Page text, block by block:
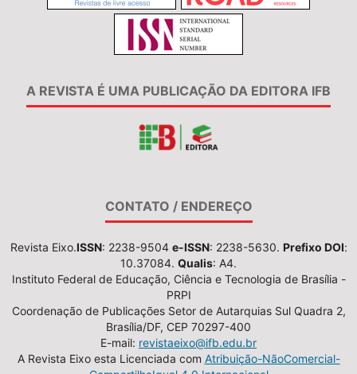
A REVISTA É UMA PUBLICAÇÃO DA EDITORA IFB
CONTATO / ENDEREÇO
Revista Eixo.ISSN: 2238-9504 e-ISSN: 2238-5630. Prefixo DOI:
10.37084. Qualis: A4.
Instituto Federal de Educação, Ciência e Tecnologia de Brasília -
PRPI
Coordenação de Publicações Setor de Autarquias Sul Quadra 2,
Brasília/DF, CEP 70297-400
E-mail: revistaeixo@ifb.edu.br
A Revista Eixo esta Licenciada com Atribuição-NãoComercial-